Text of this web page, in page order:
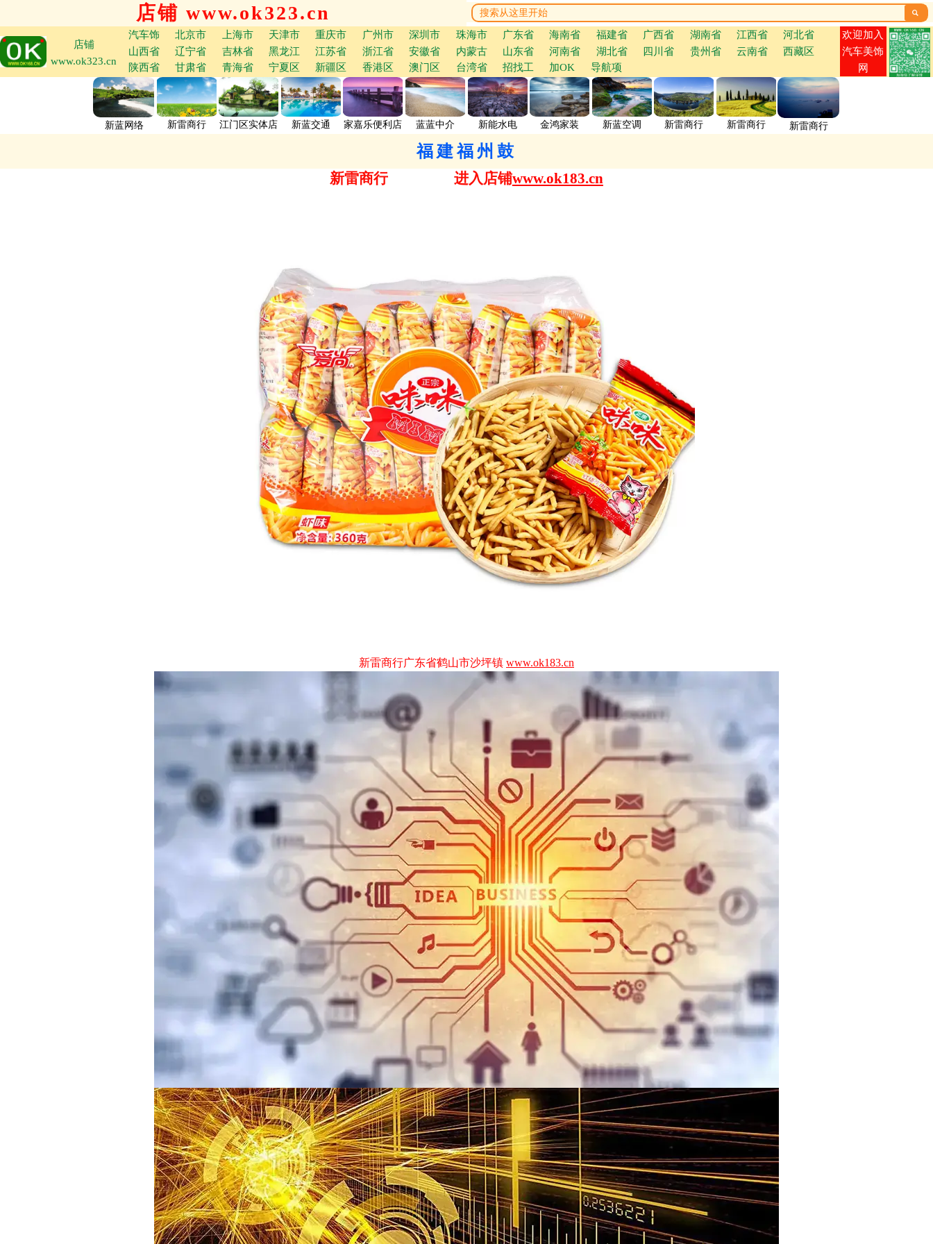
店铺 www.ok323.cn 
店铺
www.ok323.cn
汽车饰 北京市 上海市 天津市 重庆市 广州市 深圳市 珠海市 广东省 海南省 福建省 广西省 湖南省 江西省
河北省
山西省
辽宁省 吉林省 黑龙江 江苏省 浙江省 安徽省 内蒙古 山东省 河南省 湖北省 四川省 贵州省 云南省
西藏区
陕西省
甘肃省 青海省 宁夏区 新疆区 香港区 澳门区 台湾省 招找工 加OK 导航项
欢迎加入
汽车美饰
网
新蓝网络 新雷商行 江门区实体店 新蓝交通 家嘉乐便利店 蓝蓝中介 新能水电 金鸿家装 新蓝空调 新雷商行 新雷商行 新雷商行
福建福州鼓
新雷商行 进入店铺www.ok183.cn
新雷商行广东省鹤山市沙坪镇 www.ok183.cn